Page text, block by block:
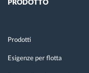
PRODOTTO
Prodotti
Esigenze per flotta